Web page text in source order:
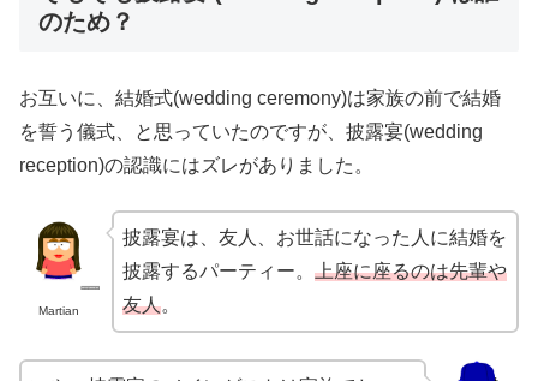
のため？
お互いに、結婚式(wedding ceremony)は家族の前で結婚
を誓う儀式、と思っていたのですが、披露宴(wedding
reception)の認識にはズレがありました。
Martian
披露宴は、友人、お世話になった人に結婚を
披露するパーティー。 上座に座るのは先輩や
友人。